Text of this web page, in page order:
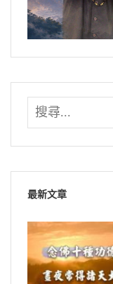
最新文章